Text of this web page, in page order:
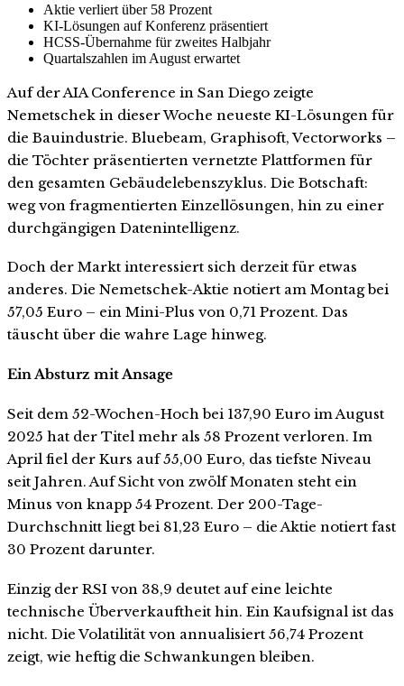
Aktie verliert über 58 Prozent
KI-Lösungen auf Konferenz präsentiert
HCSS-Übernahme für zweites Halbjahr
Quartalszahlen im August erwartet
Auf der AIA Conference in San Diego zeigte
Nemetschek in dieser Woche neueste KI-Lösungen für
die Bauindustrie. Bluebeam, Graphisoft, Vectorworks –
die Töchter präsentierten vernetzte Plattformen für
den gesamten Gebäudelebenszyklus. Die Botschaft:
weg von fragmentierten Einzellösungen, hin zu einer
durchgängigen Datenintelligenz.
Doch der Markt interessiert sich derzeit für etwas
anderes. Die Nemetschek-Aktie notiert am Montag bei
57,05 Euro – ein Mini-Plus von 0,71 Prozent. Das
täuscht über die wahre Lage hinweg.
Ein Absturz mit Ansage
Seit dem 52-Wochen-Hoch bei 137,90 Euro im August
2025 hat der Titel mehr als 58 Prozent verloren. Im
April fiel der Kurs auf 55,00 Euro, das tiefste Niveau
seit Jahren. Auf Sicht von zwölf Monaten steht ein
Minus von knapp 54 Prozent. Der 200-Tage-
Durchschnitt liegt bei 81,23 Euro – die Aktie notiert fast
30 Prozent darunter.
Einzig der RSI von 38,9 deutet auf eine leichte
technische Überverkauftheit hin. Ein Kaufsignal ist das
nicht. Die Volatilität von annualisiert 56,74 Prozent
zeigt, wie heftig die Schwankungen bleiben.